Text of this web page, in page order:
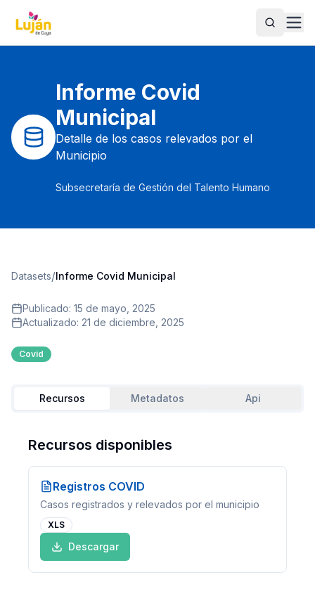
Buscar
Informe Covid
Municipal
Detalle de los casos relevados por el
Municipio
Subsecretaría de Gestión del Talento Humano
Datasets/Informe Covid Municipal
Publicado: 15 de mayo, 2025
Actualizado: 21 de diciembre, 2025
Covid
Recursos Metadatos Api
Recursos disponibles
Registros COVID
Casos registrados y relevados por el municipio
XLS
Descargar